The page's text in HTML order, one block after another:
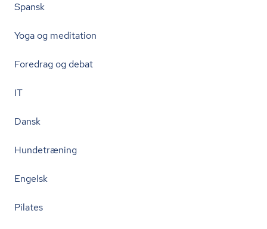
Spansk
Yoga og meditation
Foredrag og debat
IT
Dansk
Hundetræning
Engelsk
Pilates